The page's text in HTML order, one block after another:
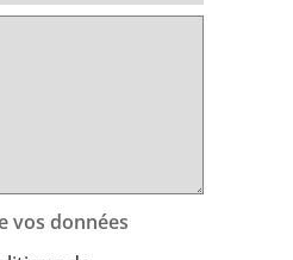
vos données